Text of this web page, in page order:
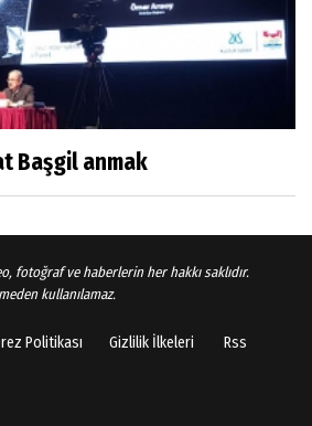
DEMOKRASI ŞIP DİYE GELMEDİ
Aydın
DEVLETLERİ..
Başgil anmak
fotoğraf ve haberlerin her hakkı saklıdır.
kullanılamaz.
Politikası Gizlilik İlkeleri
Rss